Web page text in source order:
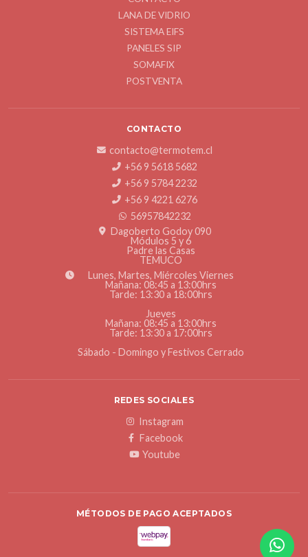
LANA DE VIDRIO
SISTEMA EIFS
PANELES SIP
SOMAFIX
POSTVENTA
CONTACTO
contacto@termotem.cl
+56 9 5618 5682
+56 9 5784 2232
+56 9 4221 6276
56957842232
Dagoberto Godoy 090
Módulos 5 y 6
Padre las Casas
TEMUCO
Lunes, Martes, Miércoles Viernes
Mañana: 08:45 a 13:00hrs
Tarde: 13:30 a 18:00hrs
Jueves
Mañana: 08:45 a 13:00hrs
Tarde: 13:30 a 17:00hrs
Sábado - Domingo y Festivos Cerrado
REDES SOCIALES
Instagram
Facebook
Youtube
MÉTODOS DE PAGO ACEPTADOS